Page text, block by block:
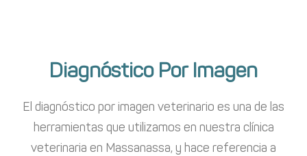
Diagnóstico Por Imagen
El diagnóstico por imagen veterinario es una de las
herramientas que utilizamos en nuestra clínica
veterinaria en Massanassa, y hace referencia a